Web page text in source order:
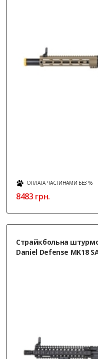
ОПЛАТА ЧАСТИНАМИ БЕЗ %
8483 грн.
Страйкбольна
Daniel Defense MK18